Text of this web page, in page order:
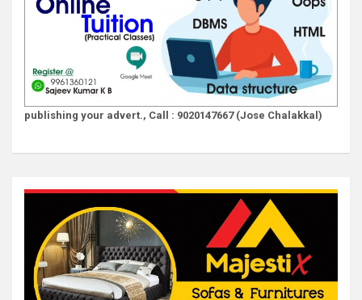
publishing your advert., Call : 9020147667 (Jose Chalakkal)